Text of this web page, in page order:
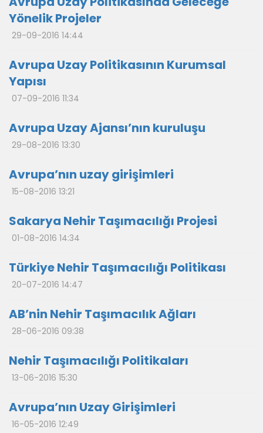
Yönelik Projeler
29-09-2016 14:44
Avrupa Uzay Politikasının Kurumsal
Yapısı
07-09-2016 11:34
Avrupa Uzay Ajansı’nın kuruluşu
29-08-2016 13:30
Avrupa’nın uzay girişimleri
15-08-2016 13:21
Sakarya Nehir Taşımacılığı Projesi
01-08-2016 14:34
Türkiye Nehir Taşımacılığı Politikası
20-07-2016 14:47
AB’nin Nehir Taşımacılık Ağları
28-06-2016 09:38
Nehir Taşımacılığı Politikaları
13-06-2016 15:30
Avrupa’nın Uzay Girişimleri
16-05-2016 12:49